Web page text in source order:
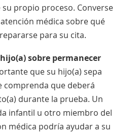
propio proceso. Converse
médica sobre qué
para su cita.
sobre permanecer
que su hijo(a) sepa
comprenda que deberá
durante la prueba. Un
infantil u otro miembro del
médica podría ayudar a su